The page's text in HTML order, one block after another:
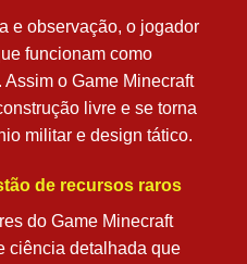
e observação, o jogador
funcionam como
o Game Minecraft
livre e se torna
militar e design tático.
de recursos raros
do Game Minecraft
ciência detalhada que